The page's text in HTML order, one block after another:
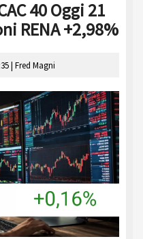
40 Oggi 21
RENA +2,98%
| Fred Magni